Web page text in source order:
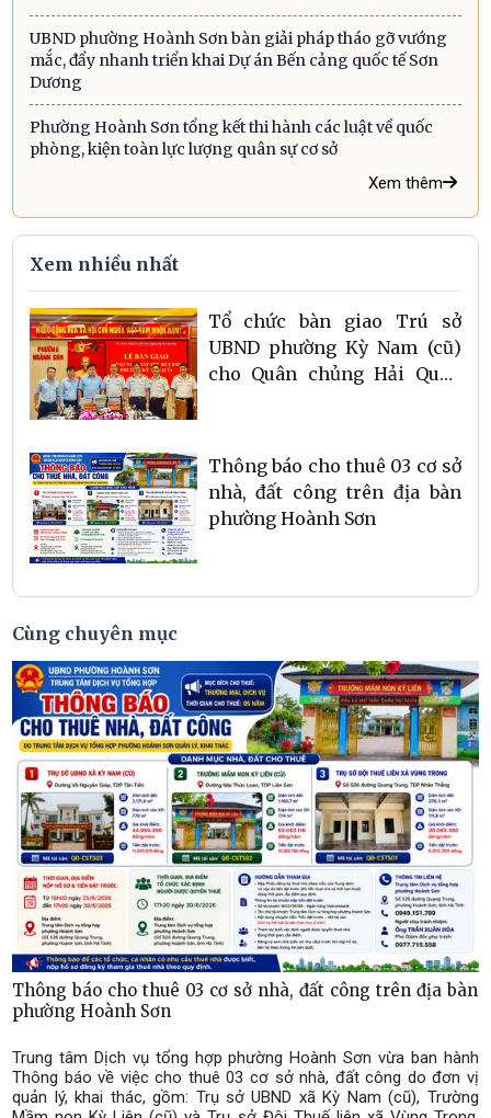
UBND phường Hoành Sơn bàn giải pháp tháo gỡ vướng
mắc, đẩy nhanh triển khai Dự án Bến cảng quốc tế Sơn
Dương
Phường Hoành Sơn tổng kết thi hành các luật về quốc
phòng, kiện toàn lực lượng quân sự cơ sở
Xem thêm
Xem nhiều nhất
Tổ chức bàn giao Trú sở
UBND phường Kỳ Nam (cũ)
cho Quân chủng Hải Quân
Thông báo cho thuê 03 cơ sở
nhà, đất công trên địa bàn
phường Hoành Sơn
Cùng chuyên mục
Thông báo cho thuê 03 cơ sở nhà, đất công trên địa bàn
phường Hoành Sơn
Trung tâm Dịch vụ tổng hợp phường Hoành Sơn vừa ban hành
Thông báo về việc cho thuê 03 cơ sở nhà, đất công do đơn vị
quản lý, khai thác, gồm: Trụ sở UBND xã Kỳ Nam (cũ), Trường